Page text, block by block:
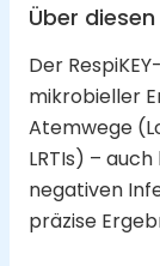
Über
Der
mikrobieller
Atemwege
LRTIs) –
negativen
präzise